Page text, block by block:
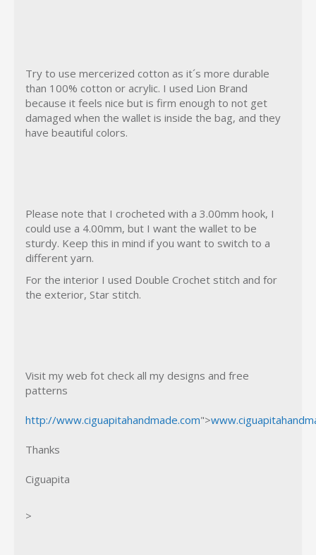
Try to use mercerized cotton as it´s more durable
than 100% cotton or acrylic. I used Lion Brand
because it feels nice but is firm enough to not get
damaged when the wallet is inside the bag, and they
have beautiful colors.
Please note that I crocheted with a 3.00mm hook, I
could use a 4.00mm, but I want the wallet to be
sturdy. Keep this in mind if you want to switch to a
different yarn.
For the interior I used Double Crochet stitch and for
the exterior, Star stitch.
Visit my web fot check all my designs and free
patterns
http://www.ciguapitahandmade.com">
Thanks
Ciguapita
>